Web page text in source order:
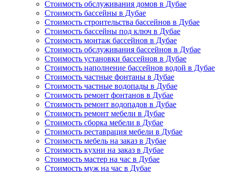
Стоимость обслуживания домов в Дубае
Стоимость бассейны в Дубае
Стоимость строительства бассейнов в Дубае
Стоимость бассейны под ключ в Дубае
Стоимость монтаж бассейнов в Дубае
Стоимость обслуживания бассейнов в Дубае
Стоимость установки бассейнов в Дубае
Стоимость наполнение бассейнов водой в Дубае
Стоимость частные фонтаны в Дубае
Стоимость частные водопады в Дубае
Стоимость ремонт фонтанов в Дубае
Стоимость ремонт водопадов в Дубае
Стоимость ремонт мебели в Дубае
Стоимость сборка мебели в Дубае
Стоимость реставрация мебели в Дубае
Стоимость мебель на заказ в Дубае
Стоимость кухни на заказ в Дубае
Стоимость мастер на час в Дубае
Стоимость муж на час в Дубае